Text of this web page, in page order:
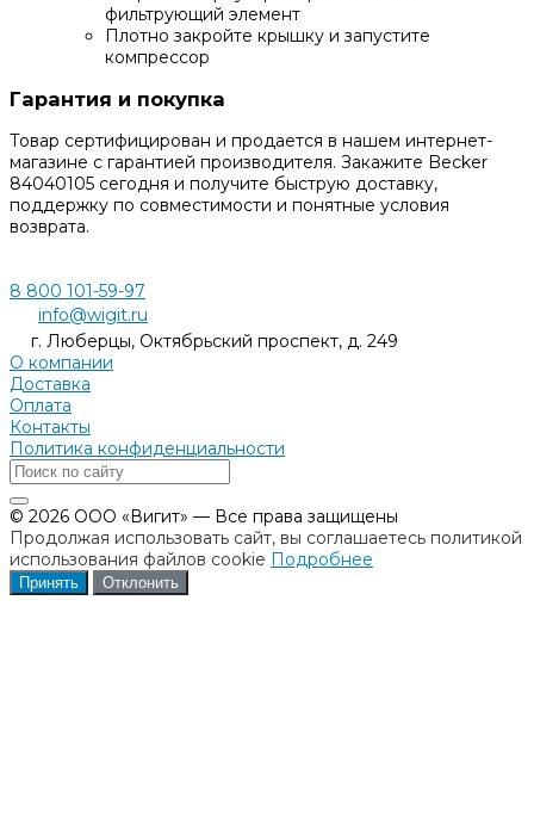
фильтрующий элемент
Плотно закройте крышку и запустите
компрессор
Гарантия и покупка
Товар сертифицирован и продается в нашем интернет-
магазине с гарантией производителя. Закажите Becker
84040105 сегодня и получите быструю доставку,
поддержку по совместимости и понятные условия
возврата.
8 800 101-59-97
info@wigit.ru
г. Люберцы, Октябрьский проспект, д. 249
О компании
Доставка
Оплата
Контакты
Политика конфиденциальности
© 2026 ООО «Вигит» — Все права защищены
Продолжая использовать сайт, вы соглашаетесь политикой
использования файлов cookie Подробнее
Принять Отклонить